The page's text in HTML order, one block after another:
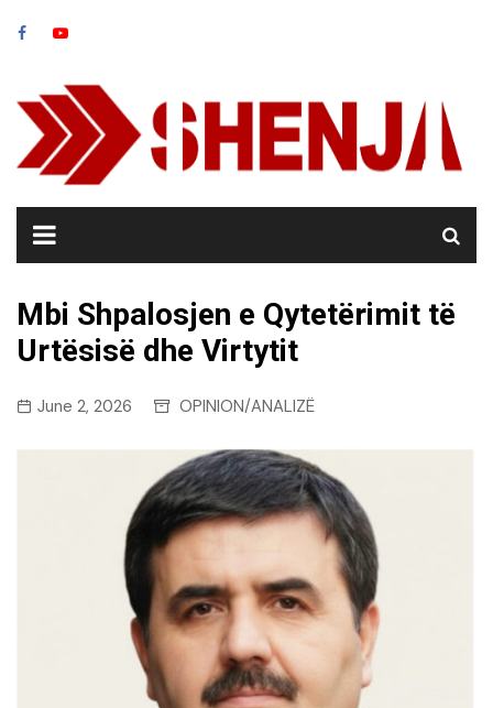
Mbi Shpalosjen e Qytetërimit të
Urtësisë dhe Virtytit
June 2, 2026 OPINION/ANALIZË